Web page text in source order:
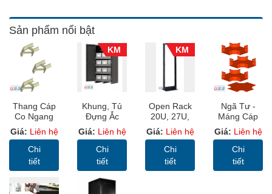
Sản phẩm nổi bật
Thang Cáp
Co Ngang
45 Độ -
Thang Cáp
Sơn Tĩnh
Điện, Cable
Giá: Liên hệ
Chi
tiết
KM
Khung, Tủ
Đựng Ắc
Quy (
Battery
Cabinet )
Giá: Liên hệ
Chi
tiết
KM
Open Rack
20U, 27U,
32U, 36U,
42U, 45U 19
Inch
Giá: Liên hệ
Chi
tiết
Ngã Tư -
Máng Cáp
Sơn Tĩnh
Điện, Cable
Trunking
(MC)
Giá: Liên hệ
Chi
tiết